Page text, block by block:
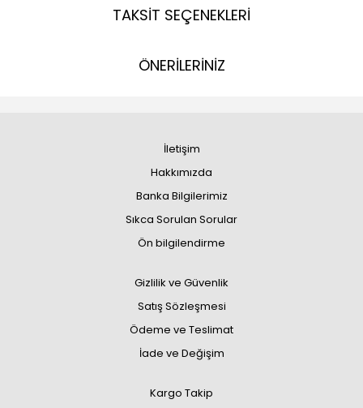
TAKSİT SEÇENEKLERİ
ÖNERİLERİNİZ
İletişim
Hakkımızda
Banka Bilgilerimiz
Sıkca Sorulan Sorular
Ön bilgilendirme
Gizlilik ve Güvenlik
Satış Sözleşmesi
Ödeme ve Teslimat
İade ve Değişim
Kargo Takip